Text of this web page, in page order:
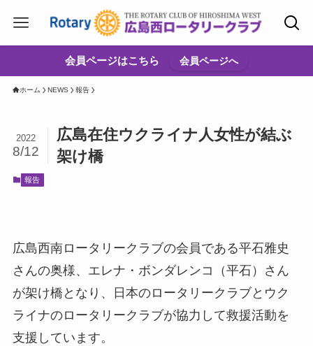
会員ページはこちら 会員ページへ
ホーム NEWS 報告
広島在住ウクライナ人女性が結ぶ
架け橋
2022
8/12
報告
広島西南ロータリークラブの会員である平石雅史
さんの奥様、エレナ・ボンダレンコ（平石）さん
が架け橋となり、日本のロータリークラブとウク
ライナのロータリークラブが協力して救援活動を
支援しています。